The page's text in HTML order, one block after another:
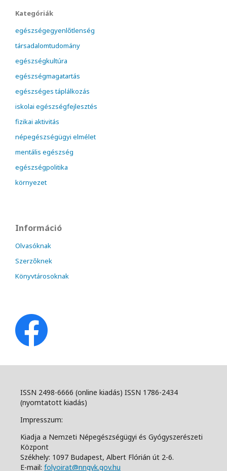
Kategóriák
egészségegyenlőtlenség
társadalomtudomány
egészségkultúra
egészségmagatartás
egészséges táplálkozás
iskolai egészségfejlesztés
fizikai aktivitás
népegészségügyi elmélet
mentális egészség
egészségpolitika
környezet
Információ
Olvasóknak
Szerzőknek
Könyvtárosoknak
ISSN 2498-6666 (online kiadás) ISSN 1786-2434
(nyomtatott kiadás)
Impresszum:
Kiadja a Nemzeti Népegészségügyi és Gyógyszerészeti
Központ
Székhely: 1097 Budapest, Albert Flórián út 2-6.
E-mail: folyoirat@nngyk.gov.hu